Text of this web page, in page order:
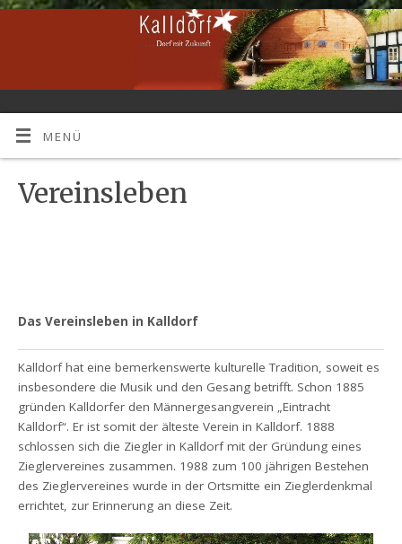
MENÜ
Vereinsleben
Das Vereinsleben in Kalldorf
Kalldorf hat eine bemerkenswerte kulturelle Tradition, soweit es
insbesondere die Musik und den Gesang betrifft. Schon 1885
gründen Kalldorfer den Männergesangverein „Eintracht
Kalldorf“. Er ist somit der älteste Verein in Kalldorf. 1888
schlossen sich die Ziegler in Kalldorf mit der Gründung eines
Zieglervereines zusammen. 1988 zum 100 jährigen Bestehen
des Zieglervereines wurde in der Ortsmitte ein Zieglerdenkmal
errichtet, zur Erinnerung an diese Zeit.